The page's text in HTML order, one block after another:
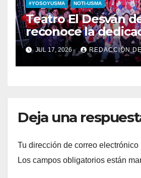
#YOSOYUSMA NOTI-USMA
Teatro El Desván
reconoce la
sus estudiantes en
aniversario
JUL 17, 2026 REDACCIÓN
Deja una
Tu dirección de correo
Los campos obligatorios están